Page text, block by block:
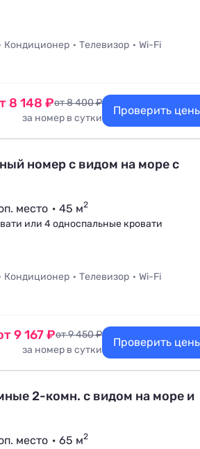
Кондиционер Телевизор
Wi-Fi
8 148 ₽от 8 400 ₽
за номер в сутки
Проверить
номер с видом на море с
место 45 м2
или 4 односпальные кровати
Кондиционер Телевизор
Wi-Fi
9 167 ₽от 9 450 ₽
за номер в сутки
Проверить
2-комн. с видом на море и
место 65 м2